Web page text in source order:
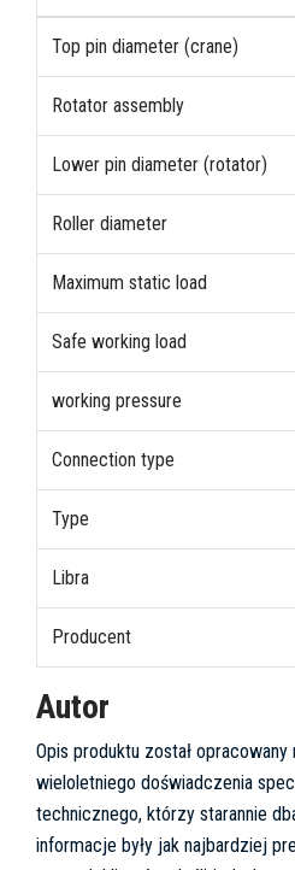
Top pin diameter (crane)
Rotator assembly
Lower pin diameter (rotator)
Roller diameter
Maximum static load
Safe working load
working pressure
Connection type
Type
Libra
Producent
Autor
Opis produktu został
wieloletniego doświadczenia
technicznego, którzy starannie
informacje były jak najbardziej